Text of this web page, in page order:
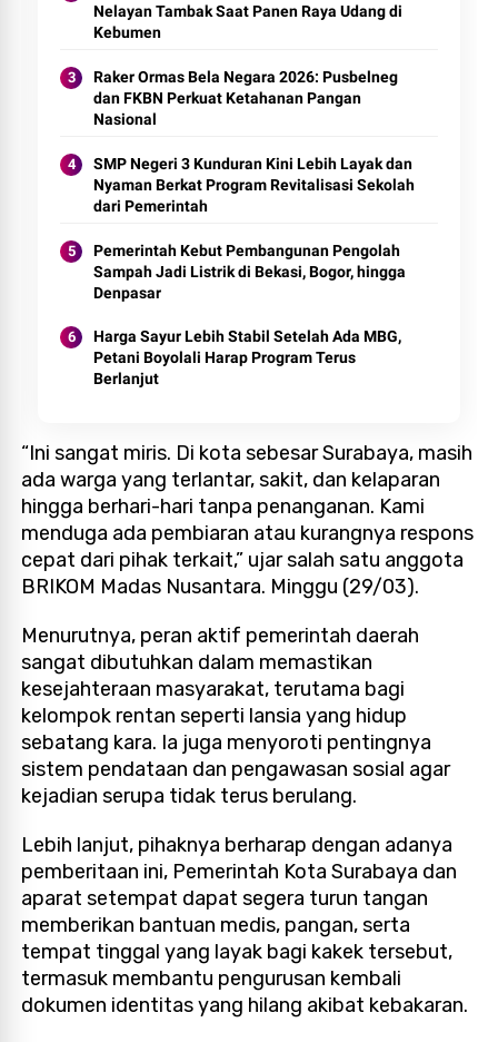
Nelayan Tambak Saat Panen Raya Udang di
Kebumen
Raker Ormas Bela Negara 2026: Pusbelneg
dan FKBN Perkuat Ketahanan Pangan
Nasional
SMP Negeri 3 Kunduran Kini Lebih Layak dan
Nyaman Berkat Program Revitalisasi Sekolah
dari Pemerintah
Pemerintah Kebut Pembangunan Pengolah
Sampah Jadi Listrik di Bekasi, Bogor, hingga
Denpasar
Harga Sayur Lebih Stabil Setelah Ada MBG,
Petani Boyolali Harap Program Terus
Berlanjut
“Ini sangat miris. Di kota sebesar Surabaya, masih
ada warga yang terlantar, sakit, dan kelaparan
hingga berhari-hari tanpa penanganan. Kami
menduga ada pembiaran atau kurangnya respons
cepat dari pihak terkait,” ujar salah satu anggota
BRIKOM Madas Nusantara. Minggu (29/03).
Menurutnya, peran aktif pemerintah daerah
sangat dibutuhkan dalam memastikan
kesejahteraan masyarakat, terutama bagi
kelompok rentan seperti lansia yang hidup
sebatang kara. Ia juga menyoroti pentingnya
sistem pendataan dan pengawasan sosial agar
kejadian serupa tidak terus berulang.
Lebih lanjut, pihaknya berharap dengan adanya
pemberitaan ini, Pemerintah Kota Surabaya dan
aparat setempat dapat segera turun tangan
memberikan bantuan medis, pangan, serta
tempat tinggal yang layak bagi kakek tersebut,
termasuk membantu pengurusan kembali
dokumen identitas yang hilang akibat kebakaran.